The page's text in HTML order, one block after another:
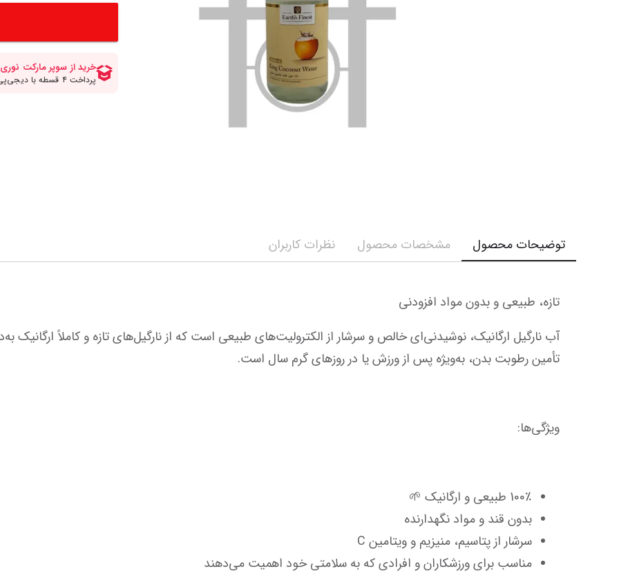
نمایش همه محصولات
ترشی جینجر و مایونز و سیراچا
شکلات و تافی
توضیحات محصول مشخصات محصول نظرات کاربران
تازه، طبیعی و بدون مواد افزودنی
تأمین رطوبت بدن، به‌ویژه پس از ورزش یا در روزهای گرم سال است.
ویژگی‌ها:
100٪ طبیعی و ارگانیک 🌱
بدون قند و مواد نگهدارنده
سرشار از پتاسیم، منیزیم و ویتامین C
مناسب برای ورزشکاران و افرادی که به سلامتی خود اهمیت می‌دهند